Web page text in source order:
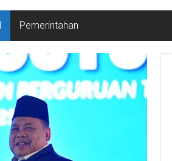
Pemerintahan